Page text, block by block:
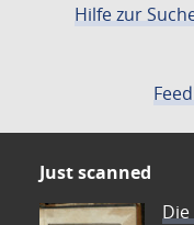
Hilfe zur
Just scanned